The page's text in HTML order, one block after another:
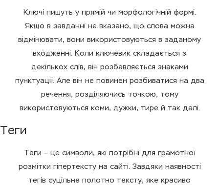
Ключі пишуть у прямій чи морфологічній формі.
Якщо в завданні не вказано, що слова можна
відмінювати, вони використовуються в заданому
входженні. Коли ключевик складається з
декількох слів, він розбавляється знаками
пунктуації. Але він не повинен розбиватися на два
речення, розділяючись точкою, тому
використовуються коми, дужки, тире й так далі.
Теги
Теги – це символи, які потрібні для грамотної
розмітки гіпертексту на сайті. Завдяки наявності
тегів суцільне полотно тексту, яке красиво